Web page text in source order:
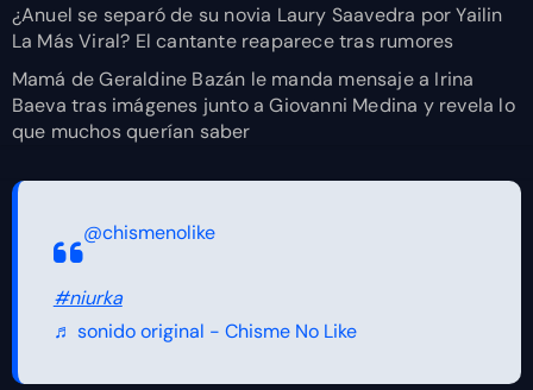
¿Anuel se separó de su novia Laury Saavedra por Yailin
La Más Viral? El cantante reaparece tras rumores
Mamá de Geraldine Bazán le manda mensaje a Irina
Baeva tras imágenes junto a Giovanni Medina y revela lo
que muchos querían saber
@chismenolike
#niurka
♬ sonido original - Chisme No Like